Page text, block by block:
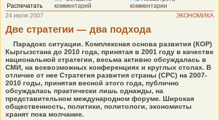
Распечатать
комментарий
комментарии
24 июля 2007
ЭКОНОМИКА
Две стратегии — два подхода
Парадокс ситуации. Комплексная основа развития (КОР)
Кыргызстана до 2010 года, принятая в 2001 году в качестве
национальной стратегии, весьма активно обсуждалась в
СМИ, на всевозможных конференциях и круглых столах. В
отличие от нее Стратегия развития страны (СРС) на 2007-
2010 годы, принятая весной этого года, публично
обсуждалась практически лишь однажды, на
представительном международном форуме. Широкая
общественность, политики, политологи, экономисты
хранят пока молчание.